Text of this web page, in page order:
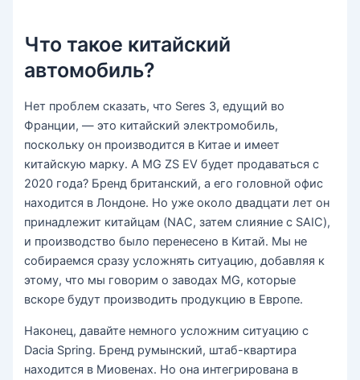
Что такое китайский
автомобиль?
Нет проблем сказать, что Seres 3, едущий во
Франции, — это китайский электромобиль,
поскольку он производится в Китае и имеет
китайскую марку. А MG ZS EV будет продаваться с
2020 года? Бренд британский, а его головной офис
находится в Лондоне. Но уже около двадцати лет он
принадлежит китайцам (NAC, затем слияние с SAIC),
и производство было перенесено в Китай. Мы не
собираемся сразу усложнять ситуацию, добавляя к
этому, что мы говорим о заводах MG, которые
вскоре будут производить продукцию в Европе.
Наконец, давайте немного усложним ситуацию с
Dacia Spring. Бренд румынский, штаб-квартира
находится в Миовенах. Но она интегрирована в